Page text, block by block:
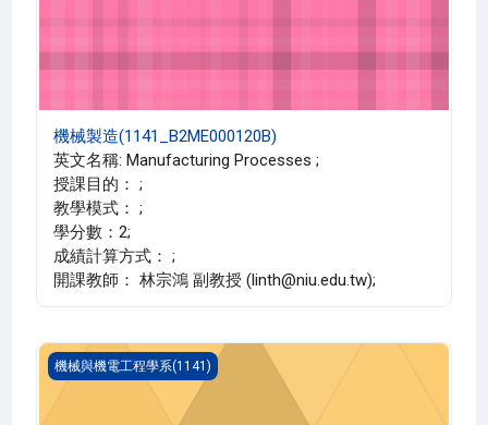
機械製造(1141_B2ME000120B)
英文名稱: Manufacturing Processes ;
授課目的： ;
教學模式： ;
學分數：2;
成績計算方式： ;
開課教師： 林宗鴻 副教授 (linth@niu.edu.tw);
機械製造(1141_B2ME000120A)
機械與機電工程學系(1141)